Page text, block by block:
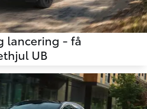
lancering - få
UB